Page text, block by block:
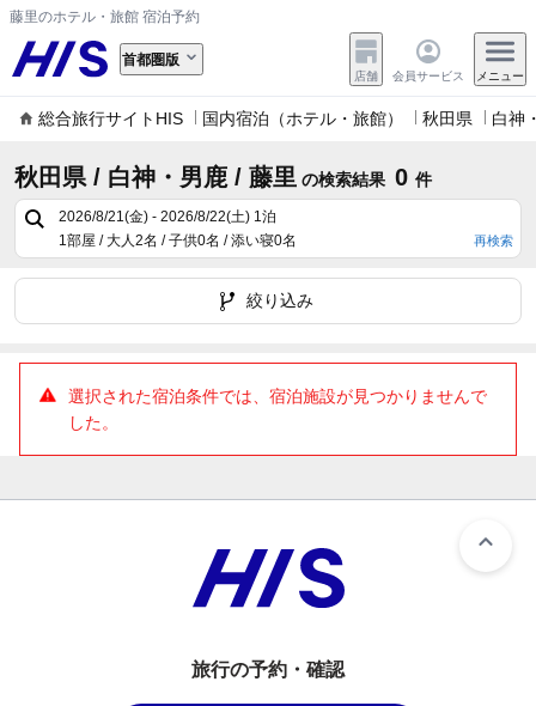
藤里のホテル・旅館 宿泊予約
首都圏版
店舗 会員サービス メニュー
総合旅行サイトHIS 国内宿泊（ホテル・旅館） 秋田県 白神
秋田県 / 白神・男鹿 / 藤里 の検索結果 0 件
2026/8/21(金) - 2026/8/22(土) 1泊
1部屋 / 大人2名 / 子供0名 / 添い寝0名
再検索
絞り込み
選択された宿泊条件では、宿泊施設が見つかりませんで
した。
旅行の予約・確認